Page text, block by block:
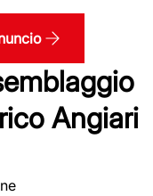
Angiari